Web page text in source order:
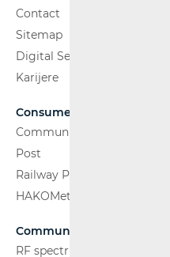
Contact
Sitemap
Digital Services Act
Karijere
Consumers
Communications Network
Post
Railway Passenger Transport
HAKOMetar
Communications Network
RF spectrum